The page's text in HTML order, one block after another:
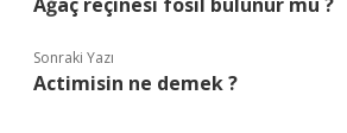
Sonraki Yazı
Actimisin ne demek ?